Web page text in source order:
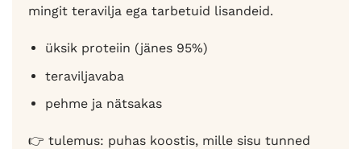
mingit teravilja ega tarbetuid lisandeid.
üksik proteiin (jänes 95%)
teraviljavaba
pehme ja nätsakas
👉 tulemus: puhas koostis, mille sisu tunned